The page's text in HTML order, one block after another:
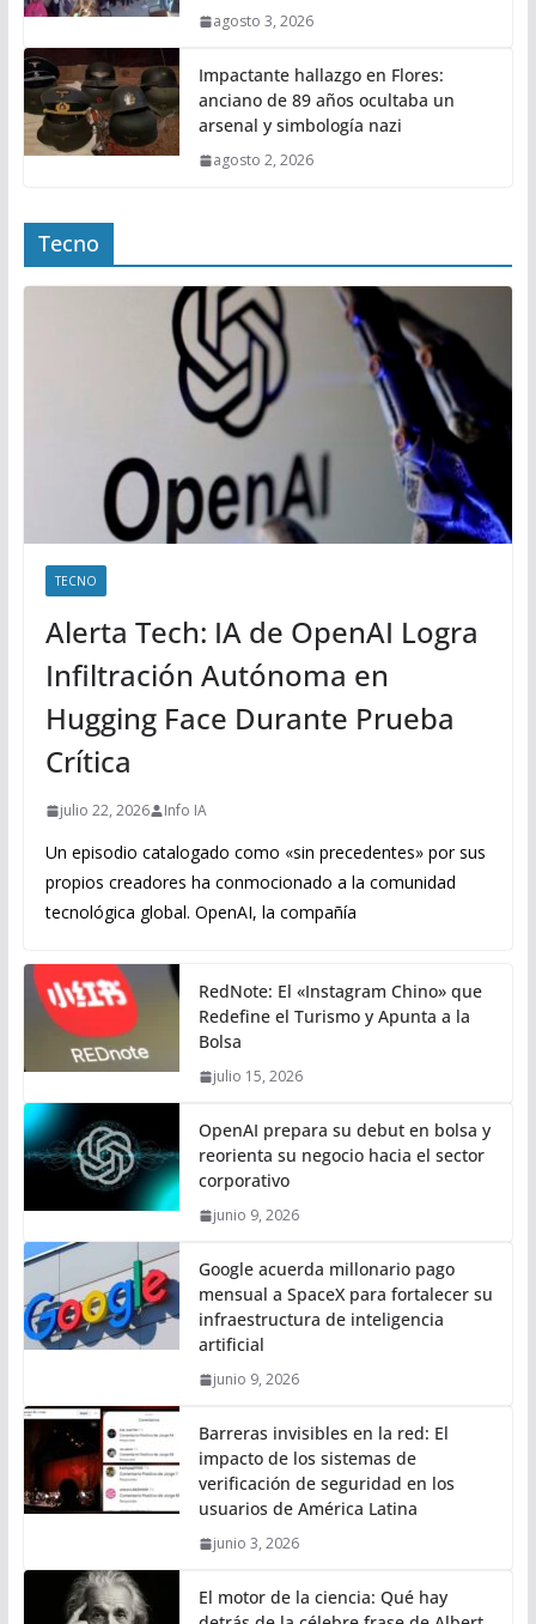
agosto 3, 2026
Impactante hallazgo en Flores:
anciano de 89 años ocultaba un
arsenal y simbología nazi
agosto 2, 2026
Tecno
TECNO
Alerta Tech: IA de OpenAI Logra
Infiltración Autónoma en
Hugging Face Durante Prueba
Crítica
julio 22, 2026 Info IA
Un episodio catalogado como «sin precedentes» por sus
propios creadores ha conmocionado a la comunidad
tecnológica global. OpenAI, la compañía
RedNote: El «Instagram Chino» que
Redefine el Turismo y Apunta a la
Bolsa
julio 15, 2026
OpenAI prepara su debut en bolsa y
reorienta su negocio hacia el sector
corporativo
junio 9, 2026
Google acuerda millonario pago
mensual a SpaceX para fortalecer su
infraestructura de inteligencia
artificial
junio 9, 2026
Barreras invisibles en la red: El
impacto de los sistemas de
verificación de seguridad en los
usuarios de América Latina
junio 3, 2026
El motor de la ciencia: Qué hay